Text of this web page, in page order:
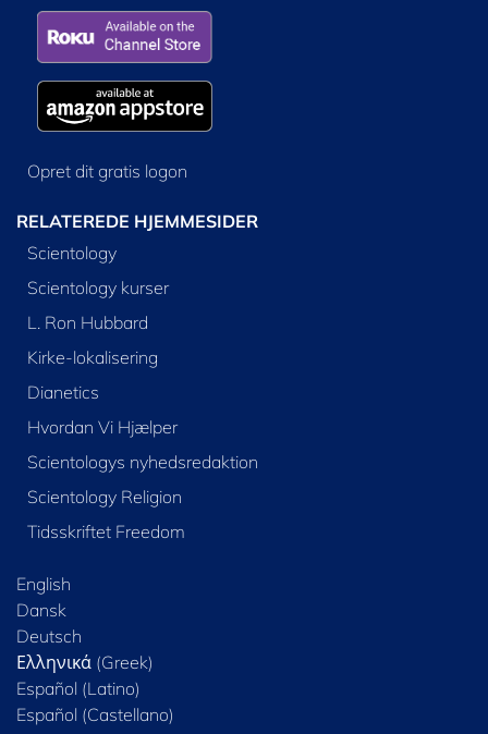
Opret dit gratis logon
RELATEREDE HJEMMESIDER
Scientology
Scientology kurser
L. Ron Hubbard
Kirke-lokalisering
Dianetics
Hvordan Vi Hjælper
Scientologys nyhedsredaktion
Scientology Religion
Tidsskriftet Freedom
English
Dansk
Deutsch
Ελληνικά (Greek)
Español (Latino)
Español (Castellano)